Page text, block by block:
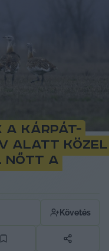
a Kárpát-
alatt közel
nőtt a
Követés